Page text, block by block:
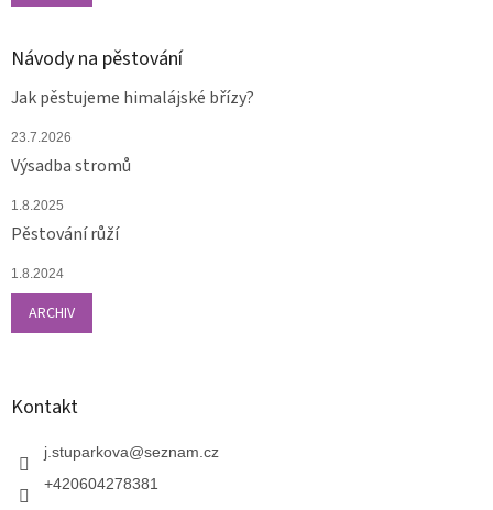
Návody na pěstování
Jak pěstujeme himalájské břízy?
23.7.2026
Výsadba stromů
1.8.2025
Pěstování růží
1.8.2024
ARCHIV
Kontakt
j.stuparkova@seznam.cz
+420604278381